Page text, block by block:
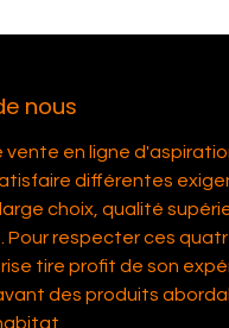
nous
vente en ligne
différentes
choix, qualité
Pour respecter ces
tire profit de son
des produits